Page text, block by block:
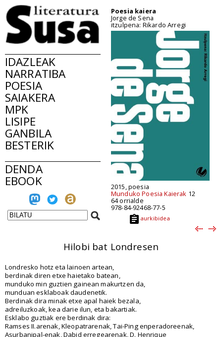
IDAZLEAK
NARRATIBA
POESIA
SAIAKERA
MPK
LISIPE
GANBILA
BESTERIK
DENDA
EBOOK
Poesia kaiera
Jorge de Sena
itzulpena: Rikardo Arregi
2015, poesia
Munduko Poesia Kaierak 12
64 orrialde
978-84-92468-77-5
aurkibidea
Hilobi bat Londresen
Londresko hotz eta lainoen artean,
berdinak diren etxe haietako batean,
munduko min guztien gainean makurtzen da,
munduan esklaboak daudenetik.
Berdinak dira minak etxe apal haiek bezala,
adreiluzkoak, kea darie ilun, eta bakartiak.
Esklabo guztiak ere berdinak dira:
Ramses II.arenak, Kleopatrarenak, Tai-Ping enperadoreenak,
Asurbanipal-enak, Dabid erregearenak, D. Henrique